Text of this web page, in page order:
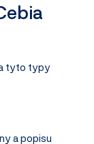
tyto typy
a popisu